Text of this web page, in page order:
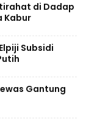
di Dadap
Kabur
Subsidi
Gantung